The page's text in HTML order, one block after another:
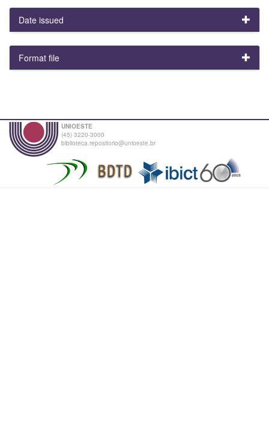
Date issued
Format file
UNIOESTE
(45) 3220-3000
biblioteca.repositorio@unioeste.br